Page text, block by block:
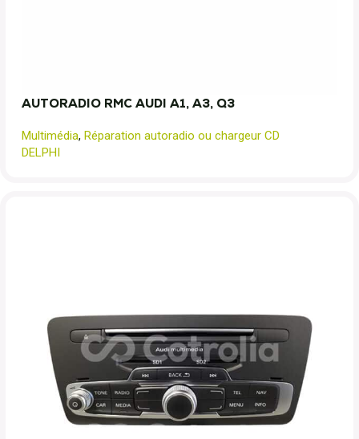
AUTORADIO RMC AUDI A1, A3, Q3
Multimédia, Réparation autoradio ou chargeur CD
DELPHI